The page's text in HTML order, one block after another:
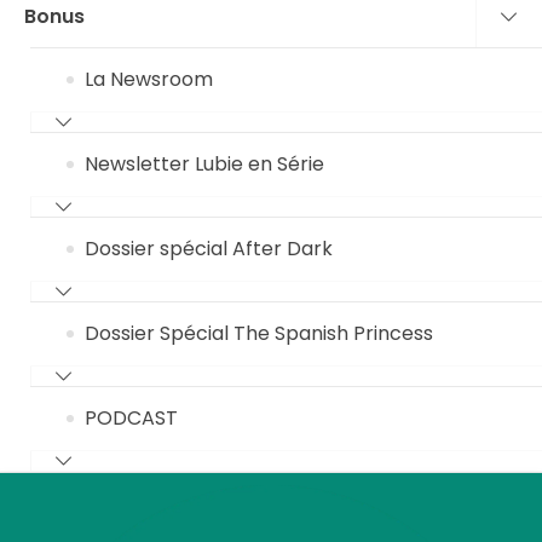
Bonus
La Newsroom
Newsletter Lubie en Série
Dossier spécial After Dark
Dossier Spécial The Spanish Princess
PODCAST